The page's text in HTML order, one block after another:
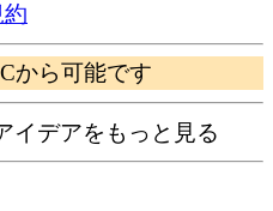
約
から可能です
イデアをもっと見る